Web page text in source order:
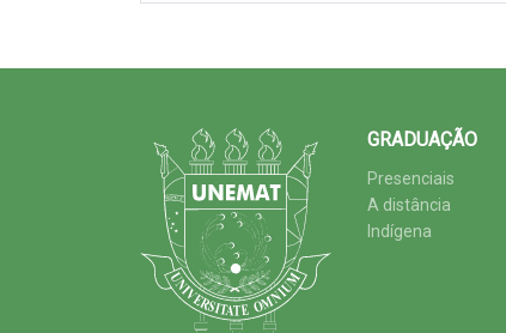
GRADUAÇÃO
Presenciais
A distância
Indígena